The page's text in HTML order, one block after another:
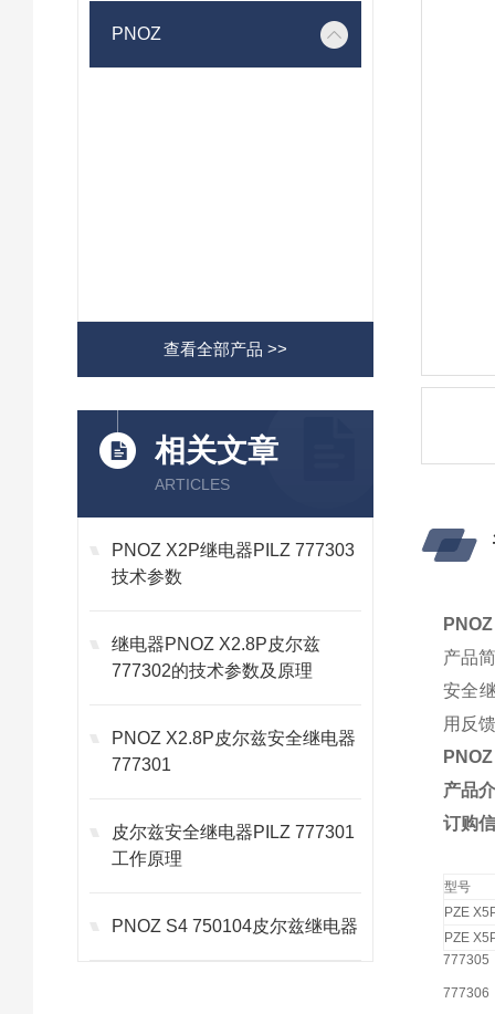
PNOZ
查看全部产品 >>
相关文章
ARTICLES
PNOZ X2P继电器PILZ 777303
技术参数
继电器PNOZ X2.8P皮尔兹
777302的技术参数及原理
PNOZ X2.8P皮尔兹安全继电器
777301
皮尔兹安全继电器PILZ 777301
工作原理
PNOZ S4 750104皮尔兹继电器
产品
安全
用反
产品
订购
型号
PZE
PZE
777305
777306